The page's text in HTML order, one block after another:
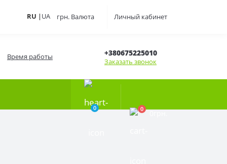
RU | UA грн. Валюта Личный кабинет
Время работы +380675225010
Заказать звонок
0 0